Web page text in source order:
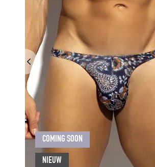
COMING SOON
NIEUW